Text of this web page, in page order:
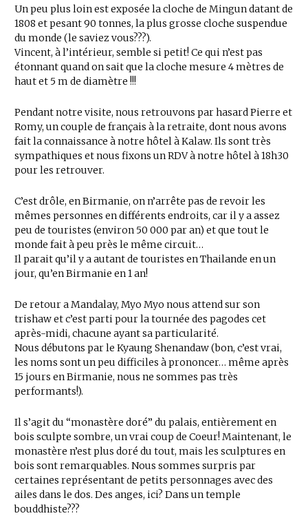
Un peu plus loin est exposée la cloche de Mingun datant de
1808 et pesant 90 tonnes, la plus grosse cloche suspendue
du monde (le saviez vous???).
Vincent, à l’intérieur, semble si petit! Ce qui n’est pas
étonnant quand on sait que la cloche mesure 4 mètres de
haut et 5 m de diamètre !!!
Pendant notre visite, nous retrouvons par hasard Pierre et
Romy, un couple de français à la retraite, dont nous avons
fait la connaissance à notre hôtel à Kalaw. Ils sont très
sympathiques et nous fixons un RDV à notre hôtel à 18h30
pour les retrouver.
C’est drôle, en Birmanie, on n’arrête pas de revoir les
mêmes personnes en différents endroits, car il y a assez
peu de touristes (environ 50 000 par an) et que tout le
monde fait à peu près le même circuit…
Il parait qu’il y a autant de touristes en Thailande en un
jour, qu’en Birmanie en 1 an!
De retour a Mandalay, Myo Myo nous attend sur son
trishaw et c’est parti pour la tournée des pagodes cet
après-midi, chacune ayant sa particularité.
Nous débutons par le Kyaung Shenandaw (bon, c’est vrai,
les noms sont un peu difficiles à prononcer… même après
15 jours en Birmanie, nous ne sommes pas très
performants!).
Il s’agit du “monastère doré” du palais, entièrement en
bois sculpte sombre, un vrai coup de Coeur! Maintenant, le
monastère n’est plus doré du tout, mais les sculptures en
bois sont remarquables. Nous sommes surpris par
certaines représentant de petits personnages avec des
ailes dans le dos. Des anges, ici? Dans un temple
bouddhiste???